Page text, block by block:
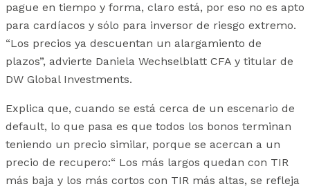
pague en tiempo y forma, claro está, por eso no es apto
para cardíacos y sólo para inversor de riesgo extremo.
“Los precios ya descuentan un alargamiento de
plazos”, advierte Daniela Wechselblatt CFA y titular de
DW Global Investments.
Explica que, cuando se está cerca de un escenario de
default, lo que pasa es que todos los bonos terminan
teniendo un precio similar, porque se acercan a un
precio de recupero:“ Los más largos quedan con TIR
más baja y los más cortos con TIR más altas, se refleja